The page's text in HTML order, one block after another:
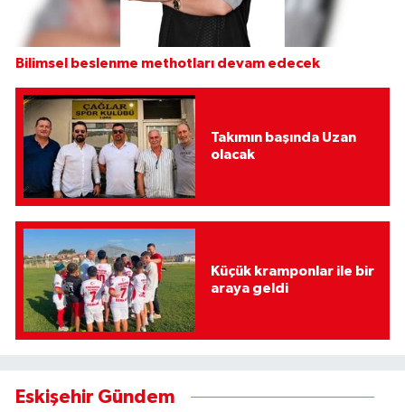
Bilimsel beslenme methotları devam edecek
Takımın başında Uzan
olacak
Küçük kramponlar ile bir
araya geldi
Eskişehir Gündem